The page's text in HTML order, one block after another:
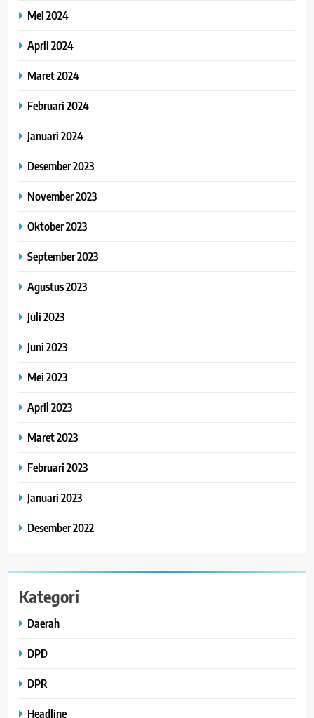
Mei 2024
April 2024
Maret 2024
Februari 2024
Januari 2024
Desember 2023
November 2023
Oktober 2023
September 2023
Agustus 2023
Juli 2023
Juni 2023
Mei 2023
April 2023
Maret 2023
Februari 2023
Januari 2023
Desember 2022
Kategori
Daerah
DPD
DPR
Headline